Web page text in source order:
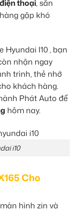
thoại, sẵn
gặp khó
Hyundai I10 , bạn
nhận ngay
trình, thẻ nhớ
khách hàng.
Phát Auto để
hôm nay.
i10
Cho
hình zin và